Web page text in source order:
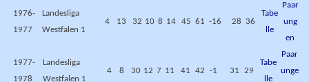
1976-
1977
Landesliga
Westfalen 1
4 13 32 10 8 14 45 61 -16 28 36
Tabe
lle
Paar
ung
en
1977-
1978
Landesliga
Westfalen 1
4 8 30 12 7 11 41 42 -1 31 29
Tabe
lle
Paar
unge